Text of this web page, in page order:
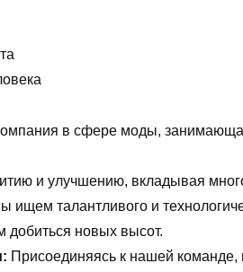
в сфере моды,
и улучшению, вкладывая
ищем талантливого и
добиться новых высот.
Присоединяясь к нашей команде,